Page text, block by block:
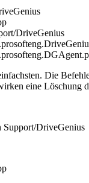
DriveGenius
Die
eine Löschung
DriveGenius